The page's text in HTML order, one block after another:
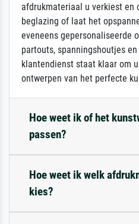
afdrukmateriaal u verkiest en
beglazing of laat het
eveneens gepersonaliseerde
partouts, spanningshoutjes
klantendienst staat klaar om
ontwerpen van het perfecte
Hoe weet ik of het
passen?
Hoe weet ik welk
kies?